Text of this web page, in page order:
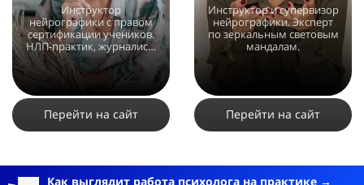
Инструктор
нейрографики с правом
сертификации учеников.
НЛП-практик, журналист-
блогер.
12184
Перейти на сайт
Инструктор и супервизор
нейрографики. Эксперт
по зеркальным световым
мандалам.
Перейти на сайт
Как выглядит работа психолога на практике